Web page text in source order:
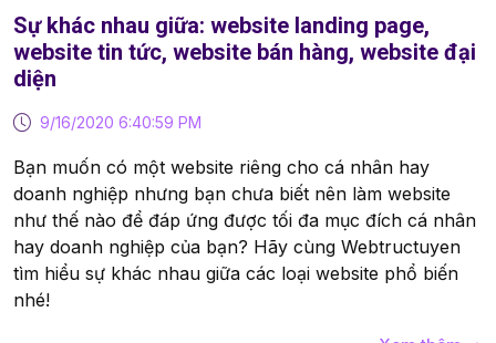
Sự khác nhau giữa: website landing page,
website tin tức, website bán hàng, website đại
diện
9/16/2020 6:40:59 PM
Bạn muốn có một website riêng cho cá nhân hay
doanh nghiệp nhưng bạn chưa biết nên làm website
như thế nào để đáp ứng được tối đa mục đích cá nhân
hay doanh nghiệp của bạn? Hãy cùng Webtructuyen
tìm hiểu sự khác nhau giữa các loại website phổ biến
nhé!